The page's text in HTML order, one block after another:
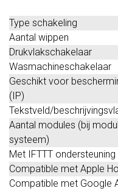
Type schakeling
Aantal wippen
Drukvlakschakelaar
Wasmachineschakelaar
Geschikt voor
(IP)
Tekstveld/
Aantal modules (bij
systeem)
Met IFTTT ondersteuning
Compatible met Apple
Compatible met Google